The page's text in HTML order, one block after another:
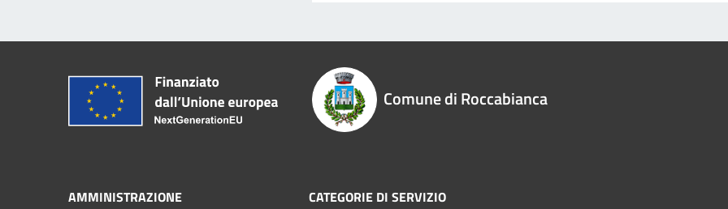
Comune di Roccabianca
AMMINISTRAZIONE CATEGORIE DI SERVIZIO